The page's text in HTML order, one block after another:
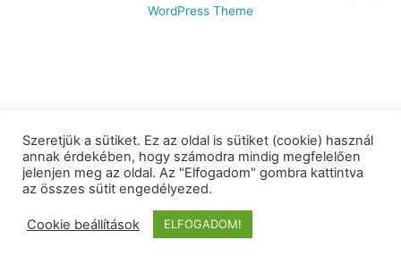
WordPress Theme
Szeretjük a sütiket. Ez az oldal is sütiket (cookie) használ
annak érdekében, hogy számodra mindig megfelelően
jelenjen meg az oldal. Az "Elfogadom" gombra kattintva
az összes sütit engedélyezed.
Cookie beállítások ELFOGADOM!